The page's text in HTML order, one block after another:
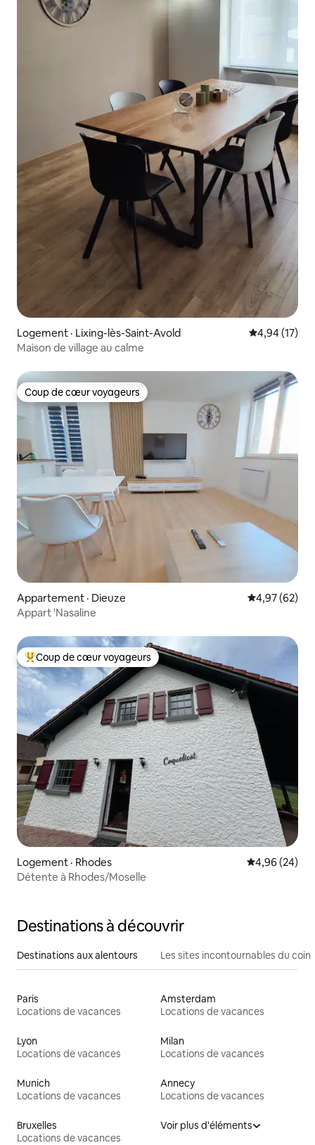
Logement · Lixing-lès-Saint-Avold Note
4,94 (17)
Maison de village au calme
Coup de cœur voyageurs
Coup de cœur voyageurs
Appartement · Dieuze Note
4,97 (62)
Appart 'Nasaline
Coup de cœur voyageurs parmi les plus aimés
Coup de cœur voyageurs
Logement · Rhodes Note
4,96 (24)
Détente à Rhodes/Moselle
Destinations à découvrir
Destinations aux alentours Les sites incontournables du coin
Paris
Locations de vacances
Amsterdam
Locations de vacances
Lyon
Locations de vacances
Milan
Locations de vacances
Munich
Locations de vacances
Annecy
Locations de vacances
Bruxelles
Locations de vacances
Voir plus d'éléments